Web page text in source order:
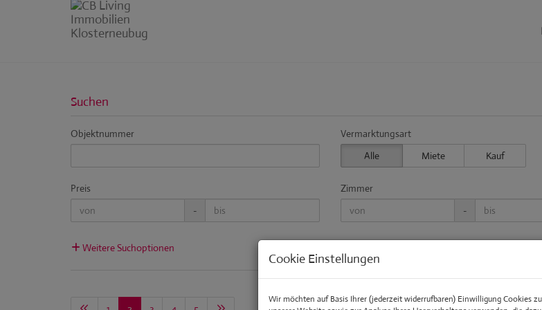
Suchen
Objektnummer
Vermarktungsart
Alle
Miete Kauf
Preis
-
Zimmer
-
Weitere Suchoptionen
Cookie Einstellungen
Wir möchten auf Basis Ihrer (jederzeit widerrufbaren) Einwilligung Cookies